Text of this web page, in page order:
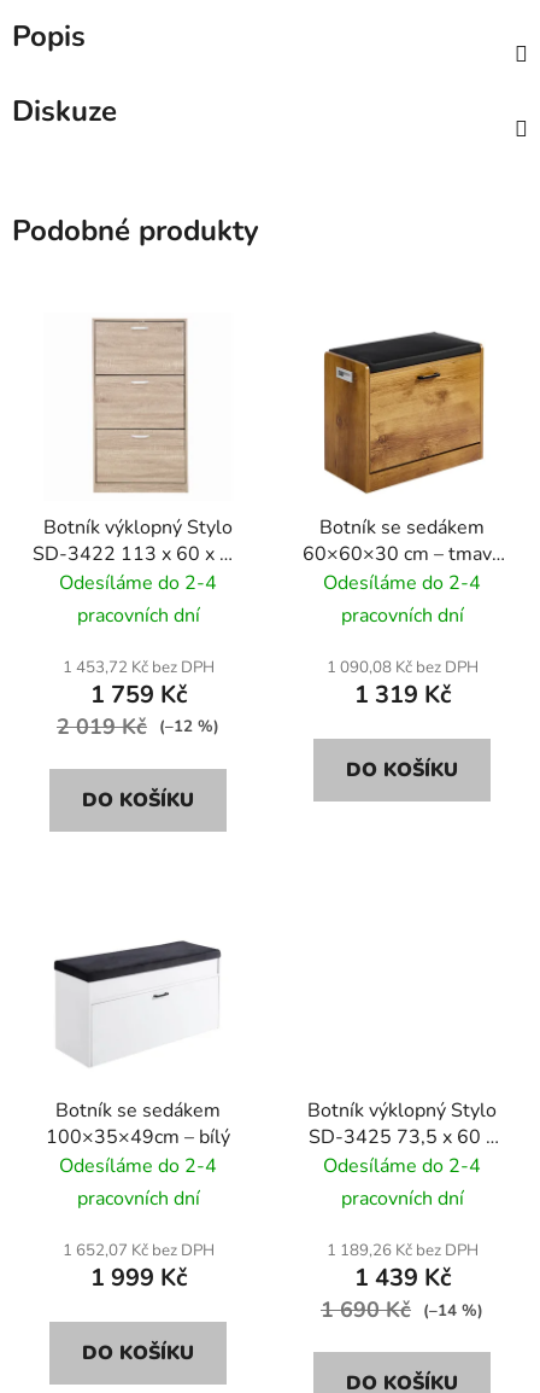
Popis
Diskuze
Podobné produkty
Botník výklopný Stylo
SD-3422 113 x 60 x 24
cm - dub sonoma
Odesíláme do 2-4
pracovních dní
1 453,72 Kč bez DPH
1 759 Kč
2 019 Kč (–12 %)
DO KOŠÍKU
Botník se sedákem
60×60×30 cm – tmavý
dub přírodní
Odesíláme do 2-4
pracovních dní
1 090,08 Kč bez DPH
1 319 Kč
DO KOŠÍKU
Botník se sedákem
100×35×49cm – bílý
Odesíláme do 2-4
pracovních dní
1 652,07 Kč bez DPH
1 999 Kč
DO KOŠÍKU
Botník výklopný Stylo
SD-3425 73,5 x 60 x
24 cm - černá / dub
sonoma
Odesíláme do 2-4
pracovních dní
1 189,26 Kč bez DPH
1 439 Kč
1 690 Kč (–14 %)
DO KOŠÍKU